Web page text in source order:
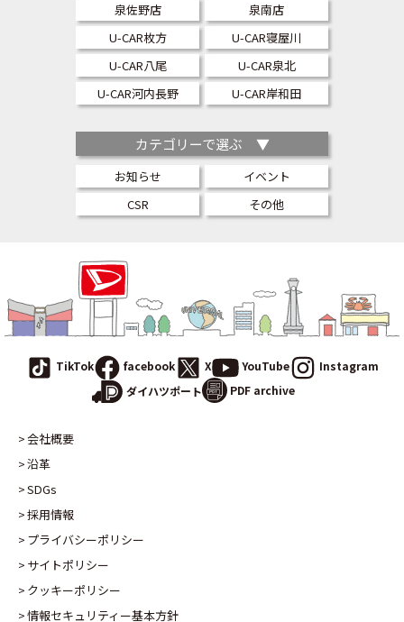
泉佐野店
泉南店
U-CAR枚方
U-CAR寝屋川
U-CAR八尾
U-CAR泉北
U-CAR河内長野
U-CAR岸和田
カテゴリーで選ぶ ▼
お知らせ
イベント
CSR
その他
TikTok facebook X YouTube
Instagram
ダイハツポート
PDF archive
会社概要
沿革
SDGs
採用情報
プライバシーポリシー
サイトポリシー
クッキーポリシー
情報セキュリティー基本方針